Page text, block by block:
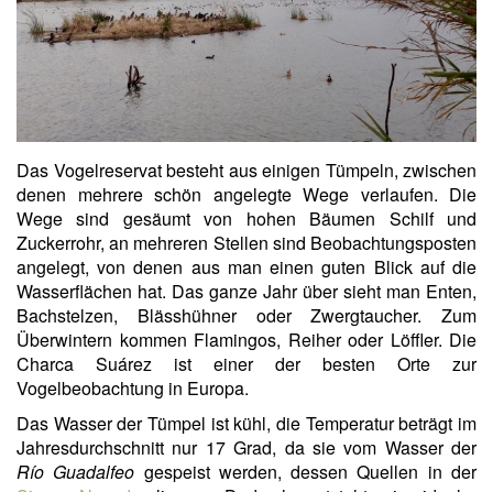
Das Vogelreservat besteht aus einigen Tümpeln, zwischen
denen mehrere schön angelegte Wege verlaufen. Die
Wege sind gesäumt von hohen Bäumen Schilf und
Zuckerrohr, an mehreren Stellen sind Beobachtungsposten
angelegt, von denen aus man einen guten Blick auf die
Wasserflächen hat. Das ganze Jahr über sieht man Enten,
Bachstelzen, Blässhühner oder Zwergtaucher. Zum
Überwintern kommen Flamingos, Reiher oder Löffler. Die
Charca Suárez ist einer der besten Orte zur
Vogelbeobachtung in Europa.
Das Wasser der Tümpel ist kühl, die Temperatur beträgt im
Jahresdurchschnitt nur 17 Grad, da sie vom Wasser der
Río Guadalfeo gespeist werden, dessen Quellen in der